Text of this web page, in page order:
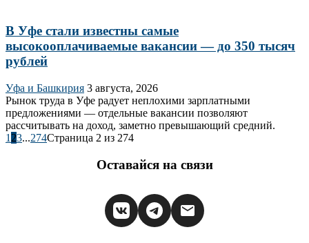
В Уфе стали известны самые
высокооплачиваемые вакансии — до 350 тысяч
рублей
Уфа и Башкирия 3 августа, 2026
Рынок труда в Уфе радует неплохими зарплатными
предложениями — отдельные вакансии позволяют
рассчитывать на доход, заметно превышающий средний.
1 23...274Страница 2 из 274
Оставайся на связи